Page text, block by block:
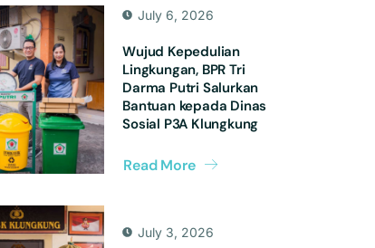
July 6, 2026
Wujud Kepedulian
Lingkungan, BPR Tri
Darma Putri Salurkan
Bantuan kepada Dinas
Sosial P3A Klungkung
Read More
July 3, 2026